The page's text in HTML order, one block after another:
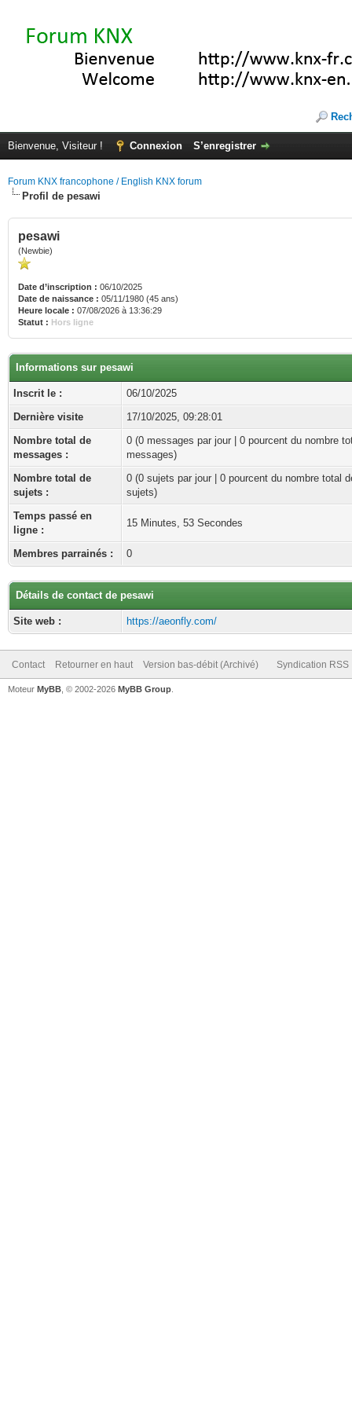
Bienvenue, Visiteur ! Connexion S’enregistrer
Forum KNX francophone / English KNX forum
Profil de pesawi
pesawi
(Newbie)
Date d’inscription : 06/10/2025
Date de naissance : 05/11/1980 (45 ans)
Heure locale : 07/08/2026 à 13:36:29
Statut : Hors ligne
Informations sur pesawi
Inscrit le :
06/10/2025
Dernière visite
17/10/2025, 09:28:01
Nombre total de
messages :
0 (0 messages par jour | 0 pourcent du nombre
messages)
Nombre total de
sujets :
0 (0 sujets par jour | 0 pourcent du nombre total
sujets)
Temps passé en
ligne :
15 Minutes, 53 Secondes
Membres parrainés : 0
Détails de contact de pesawi
Site web : https://aeonfly.com/
Contact Retourner en haut Version bas-débit (Archivé) Syndication RSS
Moteur MyBB , © 2002-2026 MyBB Group